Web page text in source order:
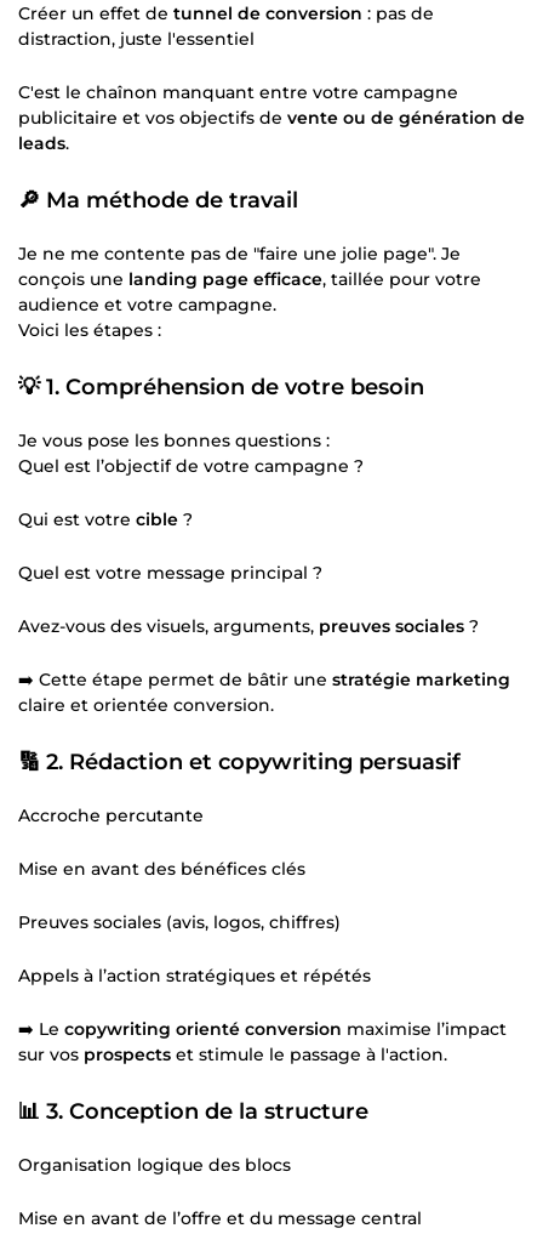
Créer un effet de tunnel de conversion : pas de
distraction, juste l'essentiel
C'est le chaînon manquant entre votre campagne
publicitaire et vos objectifs de vente ou de génération de
leads.
🔎 Ma méthode de travail
Je ne me contente pas de "faire une jolie page". Je
conçois une landing page efficace, taillée pour votre
audience et votre campagne.
Voici les étapes :
💡 1. Compréhension de votre besoin
Je vous pose les bonnes questions :
Quel est l’objectif de votre campagne ?
Qui est votre cible ?
Quel est votre message principal ?
Avez-vous des visuels, arguments, preuves sociales ?
➡️ Cette étape permet de bâtir une stratégie marketing
claire et orientée conversion.
🔢 2. Rédaction et copywriting persuasif
Accroche percutante
Mise en avant des bénéfices clés
Preuves sociales (avis, logos, chiffres)
Appels à l’action stratégiques et répétés
➡️ Le copywriting orienté conversion maximise l’impact
sur vos prospects et stimule le passage à l'action.
📊 3. Conception de la structure
Organisation logique des blocs
Mise en avant de l’offre et du message central